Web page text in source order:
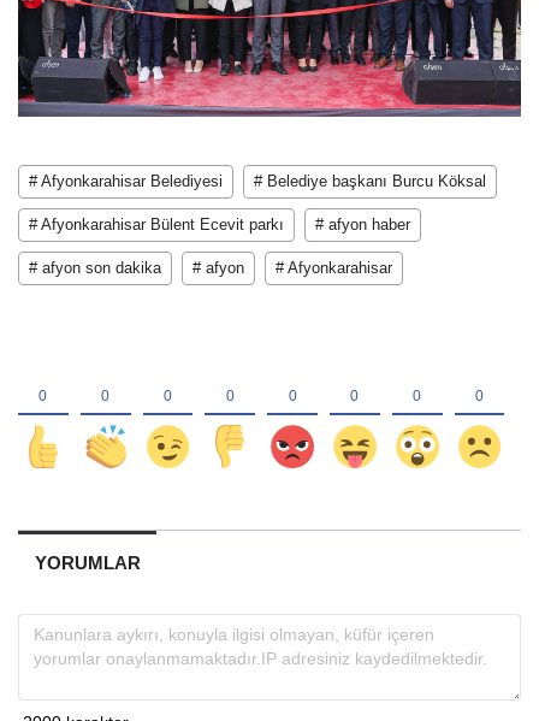
# Afyonkarahisar Belediyesi # Belediye başkanı Burcu Köksal
# Afyonkarahisar Bülent Ecevit parkı # afyon haber
# afyon son dakika # afyon # Afyonkarahisar
YORUMLAR